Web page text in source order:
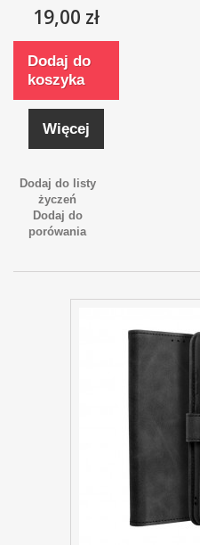
19,00 zł
Dodaj do
koszyka
Więcej
Dodaj do listy
życzeń
Dodaj do
porówania